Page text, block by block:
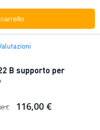
B supporto per
€ 116,00 €